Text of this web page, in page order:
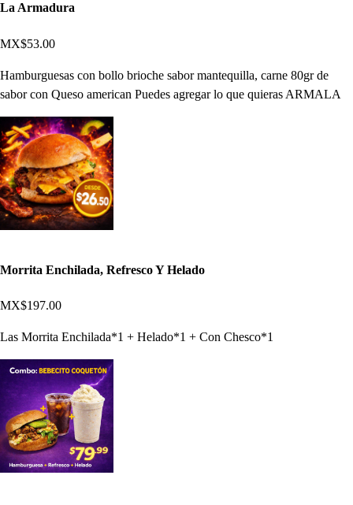
La Armadura
MX$53.00
Hamburguesas con bollo brioche sabor mantequilla, carne 80gr de
sabor con Queso american Puedes agregar lo que quieras ARMALA
Morrita Enchilada, Refresco Y Helado
MX$197.00
Las Morrita Enchilada*1 + Helado*1 + Con Chesco*1